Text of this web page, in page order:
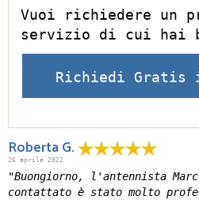
Vuoi richiedere un
servizio di cui hai
Richiedi Gratis
Roberta G.
26 aprile 2022
"Buongiorno, l'antennista
contattato è stato molto